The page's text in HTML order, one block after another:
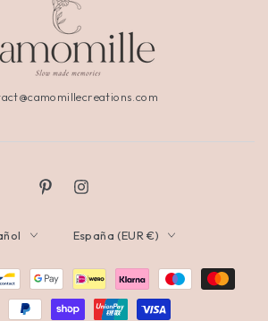
España (EUR €)